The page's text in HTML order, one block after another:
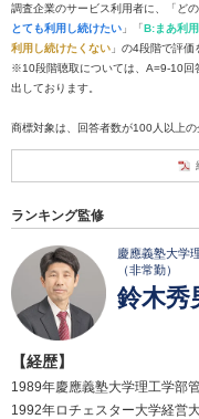
調査企業のサービス利用者に、「ど
とても利用し続けたい 」「B:まあ利
利用し続けたくない 」の4段階で評価
※10段階聴取については、A=9-10回
出しております。
商標対象は、回答者数が100人以上の
ランキング監修
慶應義塾大学
（非常勤）
鈴木秀
【経歴】
1989年慶應義塾大学理工学部
1992年ロチェスター大学経営